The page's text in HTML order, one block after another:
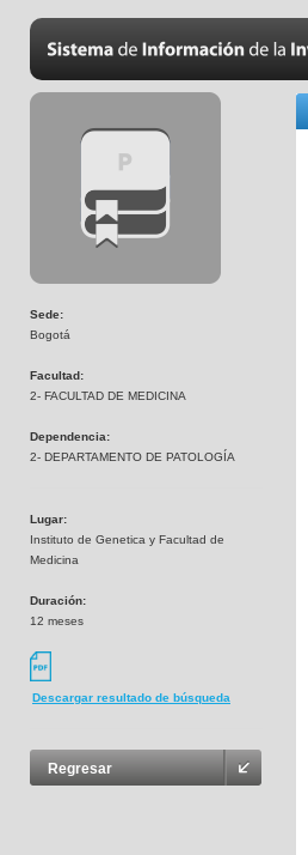
Sede:
Bogotá
Facultad:
2- FACULTAD DE MEDICINA
Dependencia:
2- DEPARTAMENTO DE PATOLOGÍA
Lugar:
Instituto de Genetica y Facultad de
Medicina
Duración:
12 meses
Descargar resultado de búsqueda
Regresar